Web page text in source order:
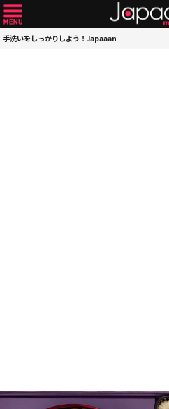
手洗いをしっかりしよう！Japaaan